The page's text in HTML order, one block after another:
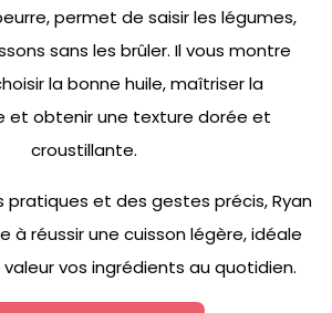
permet de saisir les légumes,
sans les brûler. Il vous montre
la bonne huile, maîtriser la
et obtenir une texture dorée et
croustillante.
pratiques et des gestes précis, Ryan
à réussir une cuisson légère, idéale
vos ingrédients au quotidien.